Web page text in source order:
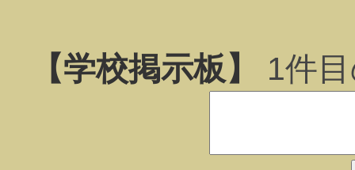
【学校掲示板】 1件